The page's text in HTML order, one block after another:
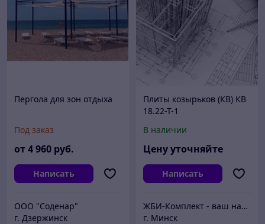
Пергола для зон отдыха
Под заказ
от4 960 руб.
Написать
ООО "Соденар"
г. Дзержинск
Плиты козырьков (КВ) КВ
18.22-Т-1
В наличии
Цену уточняйте
Написать
ЖБИ-Комплект - ваш надежный поставщик железобетонных изделий
г. Минск